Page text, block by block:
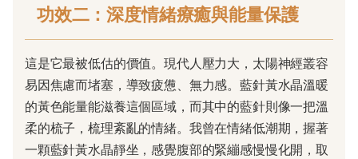
功效二：深度情緒療癒與能量保護
這是它最被低估的價值。現代人壓力大，太陽神經叢容
易因焦慮而堵塞，導致疲憊、無力感。藍針黃水晶溫暖
的黃色能量能滋養這個區域，而其中的藍針則像一把溫
柔的梳子，梳理紊亂的情緒。我曾在情緒低潮期，握著
一顆藍針黃水晶靜坐，感覺腹部的緊繃感慢慢化開，取